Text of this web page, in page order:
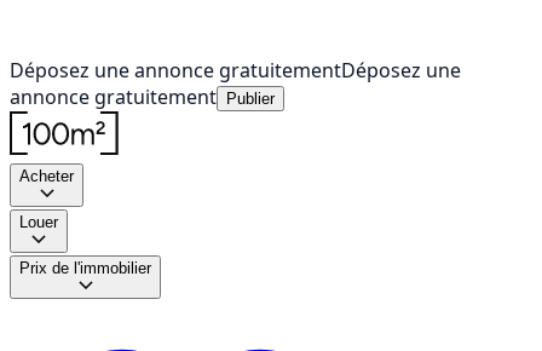
Déposez une annonce gratuitementDéposez une
annonce gratuitement
Publier
Acheter
Louer
Prix de l'immobilier